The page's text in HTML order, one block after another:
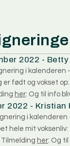
2022 -
i kalenderen
er født og vokset
her: Og til info
2022 - Kristian
i kalenderen
hele mit
Tilmelding her: Og